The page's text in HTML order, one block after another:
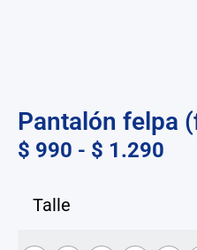
Pantalón felpa
$ 990 - $ 1.290
Talle